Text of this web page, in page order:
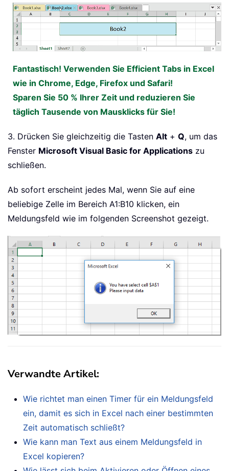
Fantastisch! Verwenden Sie Efficient Tabs in Excel
wie in Chrome, Edge, Firefox und Safari!
Sparen Sie 50 % Ihrer Zeit und reduzieren Sie
täglich Tausende von Mausklicks für Sie!
3. Drücken Sie gleichzeitig die Tasten Alt + Q, um das
Fenster Microsoft Visual Basic for Applications zu
schließen.
Ab sofort erscheint jedes Mal, wenn Sie auf eine
beliebige Zelle im Bereich A1:B10 klicken, ein
Meldungsfeld wie im folgenden Screenshot gezeigt.
Verwandte Artikel:
Wie richtet man einen Timer für ein Meldungsfeld
ein, damit es sich in Excel nach einer bestimmten
Zeit automatisch schließt?
Wie kann man Text aus einem Meldungsfeld in
Excel kopieren?